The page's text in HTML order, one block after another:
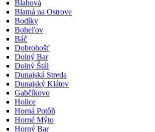
Blahová
Blatná na Ostrove
Bodíky
Boheľov
Báč
Dobrohošť
Dolný Bar
Dolný Štál
Dunajská Streda
Dunajský Klátov
Gabčíkovo
Holice
Horná Potôň
Horné Mýto
Horný Bar